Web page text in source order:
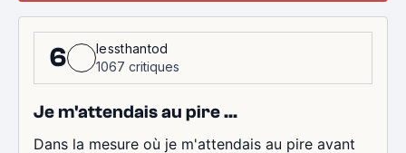
6
lessthantod
1067 critiques
Je m'attendais au pire ...
Dans la mesure où je m'attendais au pire avant